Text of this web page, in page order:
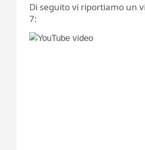
Di seguito vi riportiamo un
7: